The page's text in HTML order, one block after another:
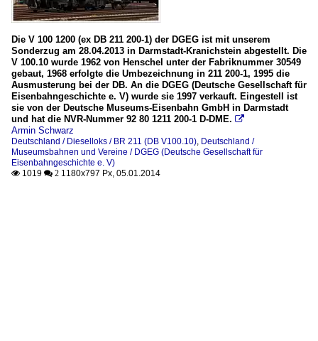
Die V 100 1200 (ex DB 211 200-1) der DGEG ist mit unserem
Sonderzug am 28.04.2013 in Darmstadt-Kranichstein abgestellt. Die
V 100.10 wurde 1962 von Henschel unter der Fabriknummer 30549
gebaut, 1968 erfolgte die Umbezeichnung in 211 200-1, 1995 die
Ausmusterung bei der DB. An die DGEG (Deutsche Gesellschaft für
Eisenbahngeschichte e. V) wurde sie 1997 verkauft. Eingestell ist
sie von der Deutsche Museums-Eisenbahn GmbH in Darmstadt
und hat die NVR-Nummer 92 80 1211 200-1 D-DME. 
Armin Schwarz
Deutschland / Dieselloks / BR 211 (DB V100.10), Deutschland /
Museumsbahnen und Vereine / DGEG (Deutsche Gesellschaft für
Eisenbahngeschichte e. V)
 1019  2 1180x797 Px, 05.01.2014